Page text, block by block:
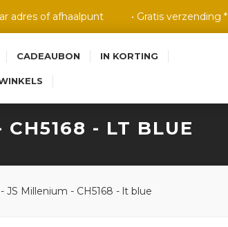
adres of afhaalpunt • Gratis verzending *
CADEAUBON IN KORTING
JS Millenium - CH5168 - lt blue
- LT BLUE